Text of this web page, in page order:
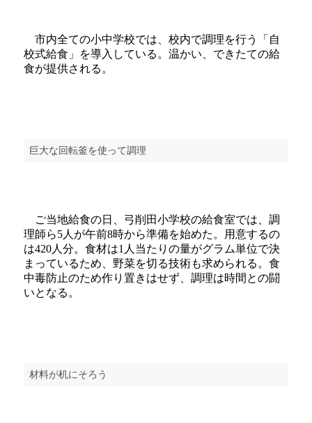
市内全ての小中学校では、校内で調理を行う「自
校式給食」を導入している。温かい、できたての給
食が提供される。
巨大な回転釜を使って調理
ご当地給食の日、弓削田小学校の給食室では、調
理師ら5人が午前8時から準備を始めた。用意するの
は420人分。食材は1人当たりの量がグラム単位で決
まっているため、野菜を切る技術も求められる。食
中毒防止のため作り置きはせず、調理は時間との闘
いとなる。
材料が机にそろう